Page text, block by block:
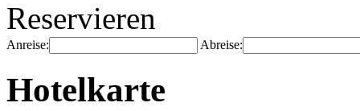
Reservieren
Anreise: Abreise:
Hotelkarte